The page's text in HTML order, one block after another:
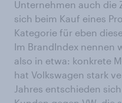
Unternehmen auch die
sich beim Kauf eines
Kategorie für eben
Im BrandIndex nennen
also in etwa: konkrete
hat Volkswagen stark
Jahres entschieden